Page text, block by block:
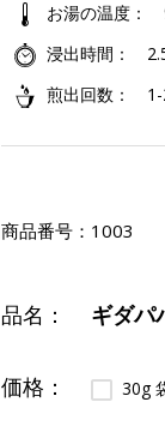
お湯の温度
浸出時間
煎出回数
商品番号： 1003
品名： ギダパ
価格： 30g